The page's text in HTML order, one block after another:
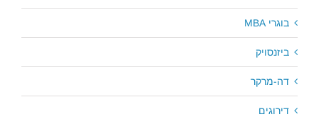
בוגרי MBA
ביזנסויק
דה-מרקר
דירוגים